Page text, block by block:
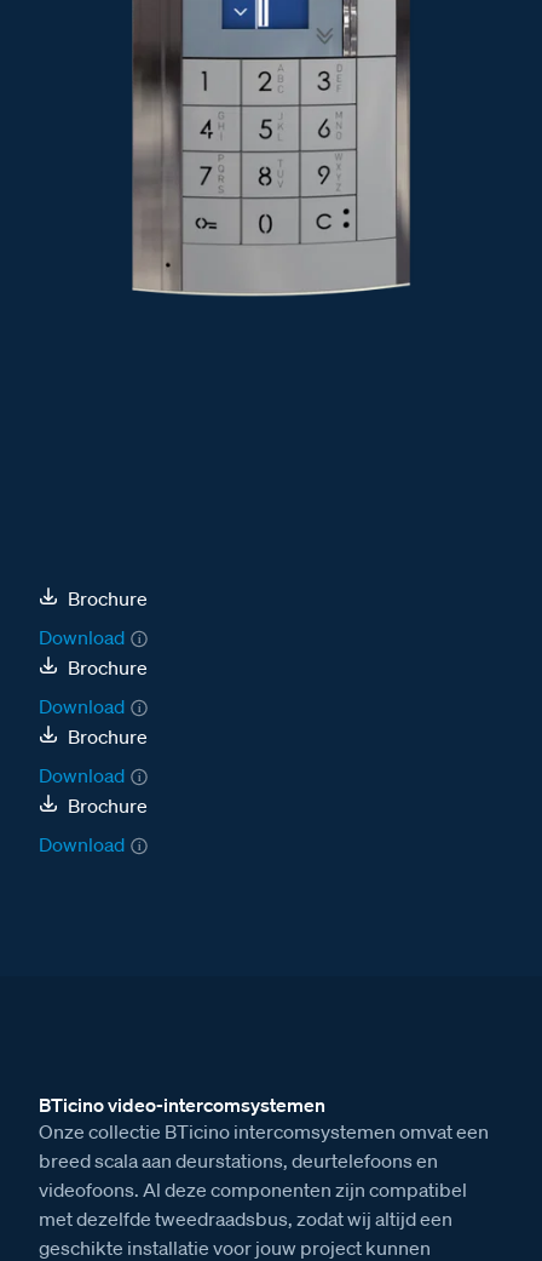
Brochure
Download
Brochure
Download
Brochure
Download
Brochure
Download
BTicino video-intercomsystemen
Onze collectie BTicino intercomsystemen omvat een
breed scala aan deurstations, deurtelefoons en
videofoons. Al deze componenten zijn compatibel
met dezelfde tweedraadsbus, zodat wij altijd een
geschikte installatie voor jouw project kunnen